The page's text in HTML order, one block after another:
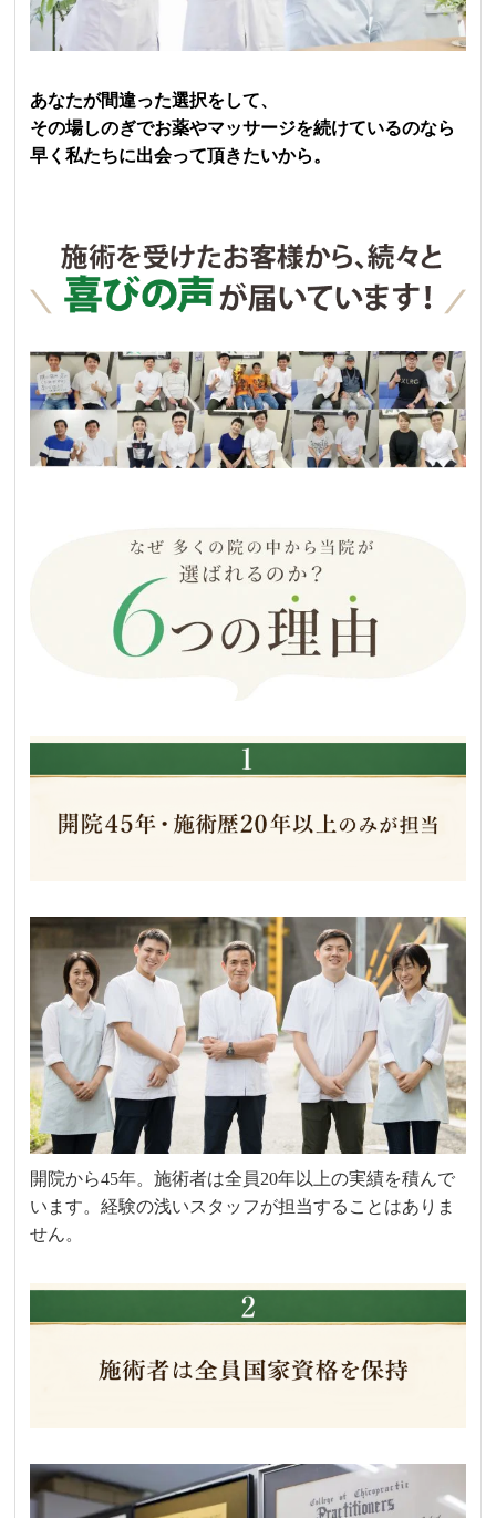
あなたが間違った選択をして、
その場しのぎでお薬やマッサージを続けているのなら
早く私たちに出会って頂きたいから。
開院から45年。施術者は全員20年以上の実績を積んで
います。経験の浅いスタッフが担当することはありま
せん。